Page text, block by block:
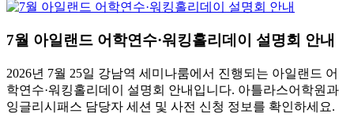
7월 아일랜드 어학연수·워킹홀리데이 설명회 안내
2026년 7월 25일 강남역 세미나룸에서 진행되는 아일랜드 어
학연수·워킹홀리데이 설명회 안내입니다. 아틀라스어학원과
잉글리시패스 담당자 세션 및 사전 신청 정보를 확인하세요.